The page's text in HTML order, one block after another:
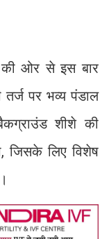
की ओर से इस बार
तर्ज पर भव्य पंडाल
शीशे की
जिसके लिए विशेष